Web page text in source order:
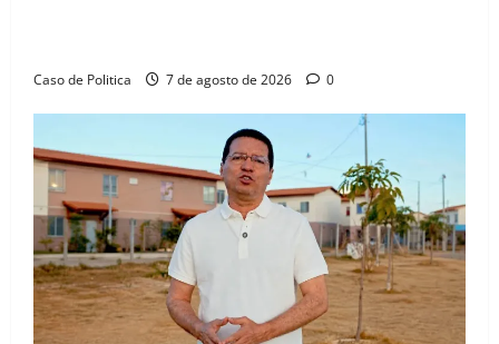
Caso de Politica 7 de agosto de 2026 0